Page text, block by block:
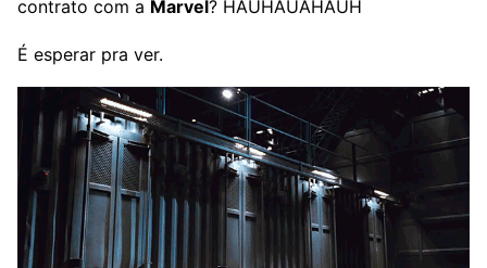
contrato com a Marvel? HAUHAUAHAUH
É esperar pra ver.